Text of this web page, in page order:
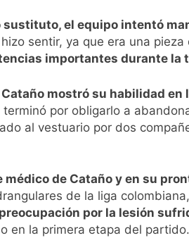
sustituto, el equipo intentó
sentir, ya que era una
importantes durante la
Cataño mostró su habilidad en
terminó por obligarlo a
al vestuario por dos
médico de Cataño y en su
de la liga
por la lesión
en la primera etapa del partido.